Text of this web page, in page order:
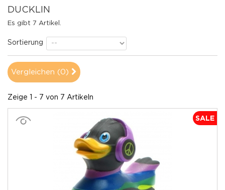
DUCKLIN
Es gibt 7 Artikel.
Sortierung
Vergleichen (0)
Zeige 1 - 7 von 7 Artikeln
SALE